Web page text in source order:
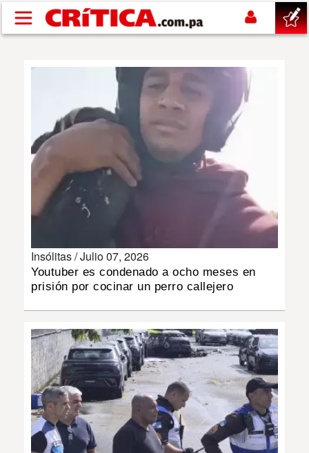
Pasar al contenido principal
NACIONAL
SHOW
DEPORTES
MUNDO
INSÓLITAS
MULTIMEDIA
IMPRESO
Insólitas /Julio 07, 2026
Youtuber es condenado a ocho meses en
prisión por cocinar un perro callejero